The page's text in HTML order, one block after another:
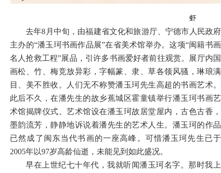
虾
去年8月中旬，由福建省文化和旅游厅、宁德市人民政府
主办的“潘玉珂书画作品展”在省美术馆举办。这项“闽籍书画
名人抢救工程”展品，引许多书画爱好者前往观赏。展厅内国
画松、竹、梅竞放异彩，字幅篆、隶、草各领风骚，琳琅满
目、美不胜收。人们无不称赞潘玉珂先生高超的书画艺术。
此后不久，在潘先生的故乡蕉城区霍童镇举行潘玉珂书画艺
术馆揭牌仪式。艺术馆设在潘玉珂故居堂屋内，古色古香，
墨韵流芳，静静地诉说着潘先生的艺术人生。潘玉珂的作品
已然成了闽东当代书画的一座高峰。可惜潘玉珂先生已于
2005年以97岁高龄仙逝，未能见到如此盛况。
早在上世纪七十年代，我就听闻潘玉珂名字。那时我上